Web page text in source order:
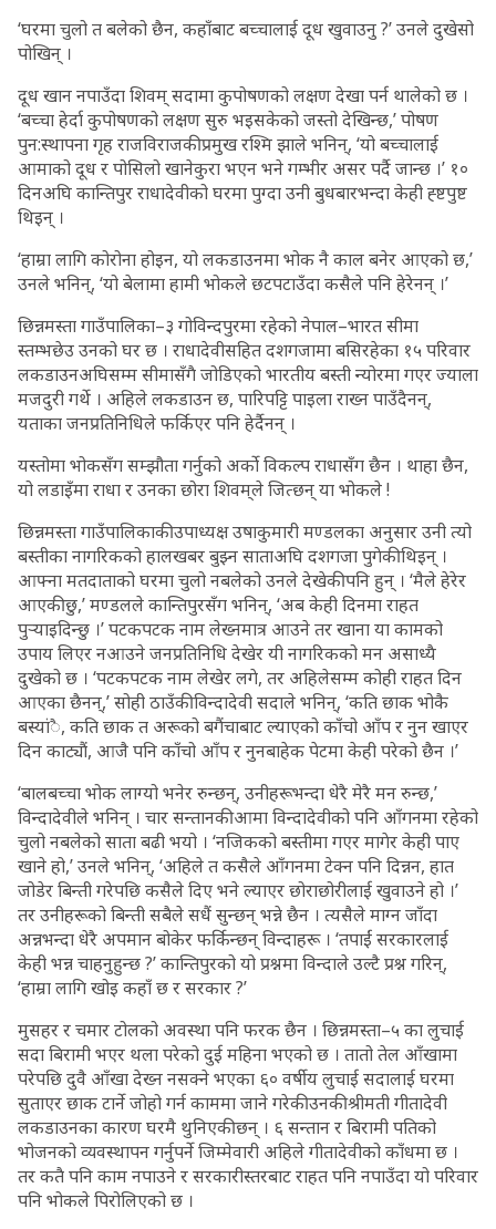
‘घरमा चुलो त बलेको छैन, कहाँबाट बच्चालाई दूध खुवाउनु ?’ उनले दुखेसो
पोखिन् ।
दूध खान नपाउँदा शिवम् सदामा कुपोषणको लक्षण देखा पर्न थालेको छ ।
‘बच्चा हेर्दा कुपोषणको लक्षण सुरु भइसकेको जस्तो देखिन्छ,’ पोषण
पुन:स्थापना गृह राजविराजकी प्रमुख रश्मि झाले भनिन्, ‘यो बच्चालाई
आमाको दूध र पोसिलो खानेकुरा भएन भने गम्भीर असर पर्दै जान्छ ।’ १०
दिनअघि कान्तिपुर राधादेवीको घरमा पुग्दा उनी बुधबारभन्दा केही ह्ष्टपुष्ट
थिइन् ।
‘हाम्रा लागि कोरोना होइन, यो लकडाउनमा भोक नै काल बनेर आएको छ,’
उनले भनिन्, ‘यो बेलामा हामी भोकले छटपटाउँदा कसैले पनि हेरेनन् ।’
छिन्नमस्ता गाउँपालिका–३ गोविन्दपुरमा रहेको नेपाल–भारत सीमा
स्तम्भछेउ उनको घर छ । राधादेवीसहित दशगजामा बसिरहेका १५ परिवार
लकडाउनअघिसम्म सीमासँगै जोडिएको भारतीय बस्ती न्योरमा गएर ज्याला
मजदुरी गर्थे । अहिले लकडाउन छ, पारिपट्टि पाइला राख्न पाउँदैनन्,
यताका जनप्रतिनिधिले फर्किएर पनि हेर्दैनन् ।
यस्तोमा भोकसँग सम्झौता गर्नुको अर्काे विकल्प राधासँग छैन । थाहा छैन,
यो लडाइँमा राधा र उनका छोरा शिवम्‌ले जित्छन् या भोकले !
छिन्नमस्ता गाउँपालिकाकी उपाध्यक्ष उषाकुमारी मण्डलका अनुसार उनी त्यो
बस्तीका नागरिकको हालखबर बुझ्न साताअघि दशगजा पुगेकी थिइन् ।
आफ्ना मतदाताको घरमा चुलो नबलेको उनले देखेकी पनि हुन् । ‘मैले हेरेर
आएकी छु,’ मण्डलले कान्तिपुरसँग भनिन्, ‘अब केही दिनमा राहत
पुर्‍याइदिन्छु ।’ पटकपटक नाम लेख्नमात्र आउने तर खाना या कामको
उपाय लिएर नआउने जनप्रतिनिधि देखेर यी नागरिकको मन असाध्यै
दुखेको छ । ‘पटकपटक नाम लेखेर लगे, तर अहिलेसम्म कोही राहत दिन
आएका छैनन्,’ सोही ठाउँकी विन्दादेवी सदाले भनिन्, ‘कति छाक भोकै
बस्यांै, कति छाक त अरूको बगैंचाबाट ल्याएको काँचो आँप र नुन खाएर
दिन काट्यौं, आजै पनि काँचो आँप र नुनबाहेक पेटमा केही परेको छैन ।’
‘बालबच्चा भोक लाग्यो भनेर रुन्छन्, उनीहरूभन्दा धेरै मेरै मन रुन्छ,’
विन्दादेवीले भनिन् । चार सन्तानकी आमा विन्दादेवीको पनि आँगनमा रहेको
चुलो नबलेको साता बढी भयो । ‘नजिकको बस्तीमा गएर मागेर केही पाए
खाने हो,’ उनले भनिन्, ‘अहिले त कसैले आँगनमा टेक्न पनि दिन्नन, हात
जोडेर बिन्ती गरेपछि कसैले दिए भने ल्याएर छोराछोरीलाई खुवाउने हो ।’
तर उनीहरूको बिन्ती सबैले सधैं सुन्छन् भन्ने छैन । त्यसैले माग्न जाँदा
अन्नभन्दा धेरै अपमान बोकेर फर्किन्छन् विन्दाहरू । ‘तपाईं सरकारलाई
केही भन्न चाहनुहुन्छ ?’ कान्तिपुरको यो प्रश्नमा विन्दाले उल्टै प्रश्न गरिन्,
‘हाम्रा लागि खोइ कहाँ छ र सरकार ?’
मुसहर र चमार टोलको अवस्था पनि फरक छैन । छिन्नमस्ता–५ का लुचाई
सदा बिरामी भएर थला परेको दुई महिना भएको छ । तातो तेल आँखामा
परेपछि दुवै आँखा देख्न नसक्ने भएका ६० वर्षीय लुचाई सदालाई घरमा
सुताएर छाक टार्ने जोहो गर्न काममा जाने गरेकी उनकी श्रीमती गीतादेवी
लकडाउनका कारण घरमै थुनिएकी छन् । ६ सन्तान र बिरामी पतिको
भोजनको व्यवस्थापन गर्नुपर्ने जिम्मेवारी अहिले गीतादेवीको काँधमा छ ।
तर कतै पनि काम नपाउने र सरकारीस्तरबाट राहत पनि नपाउँदा यो परिवार
पनि भोकले पिरोलिएको छ ।